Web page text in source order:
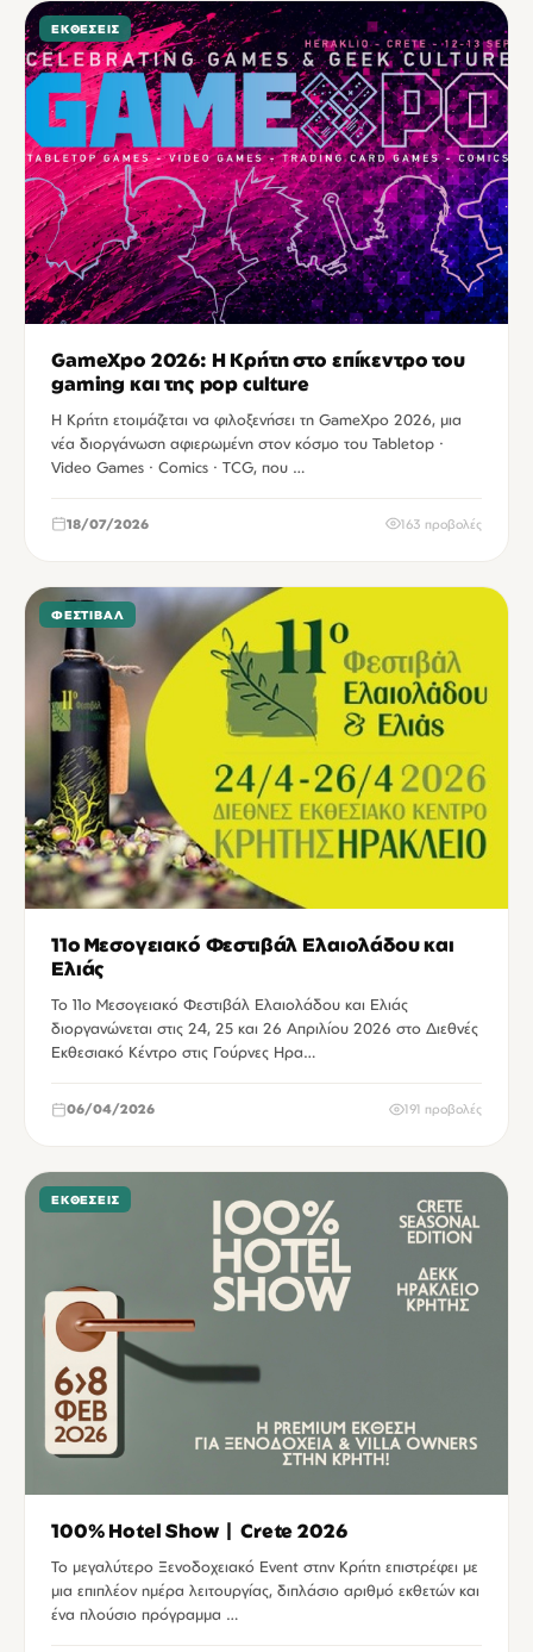
ΕΚΘΈΣΕΙΣ
GameXpo 2026: Η Κρήτη στο επίκεντρο του
gaming και της pop culture
Η Κρήτη ετοιμάζεται να φιλοξενήσει τη GameXpo 2026, μια
νέα διοργάνωση αφιερωμένη στον κόσμο του Tabletop ·
Video Games · Comics · TCG, που …
18/07/2026 163 προβολές
ΦΕΣΤΙΒΆΛ
11ο Μεσογειακό Φεστιβάλ Ελαιολάδου και
Ελιάς
Το 11ο Μεσογειακό Φεστιβάλ Ελαιολάδου και Ελιάς
διοργανώνεται στις 24, 25 και 26 Απριλίου 2026 στο Διεθνές
Εκθεσιακό Κέντρο στις Γούρνες Ηρα…
06/04/2026 191 προβολές
ΕΚΘΈΣΕΙΣ
100% Hotel Show | Crete 2026
Το μεγαλύτερο Ξενοδοχειακό Event στην Κρήτη επιστρέφει με
μια επιπλέον ημέρα λειτουργίας, διπλάσιο αριθμό εκθετών και
ένα πλούσιο πρόγραμμα …